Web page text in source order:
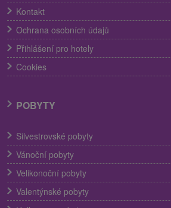
Kontakt
Ochrana osobních údajů
Přihlášení pro hotely
Cookies
POBYTY
Silvestrovské pobyty
Vánoční pobyty
Velikonoční pobyty
Valentýnské pobyty